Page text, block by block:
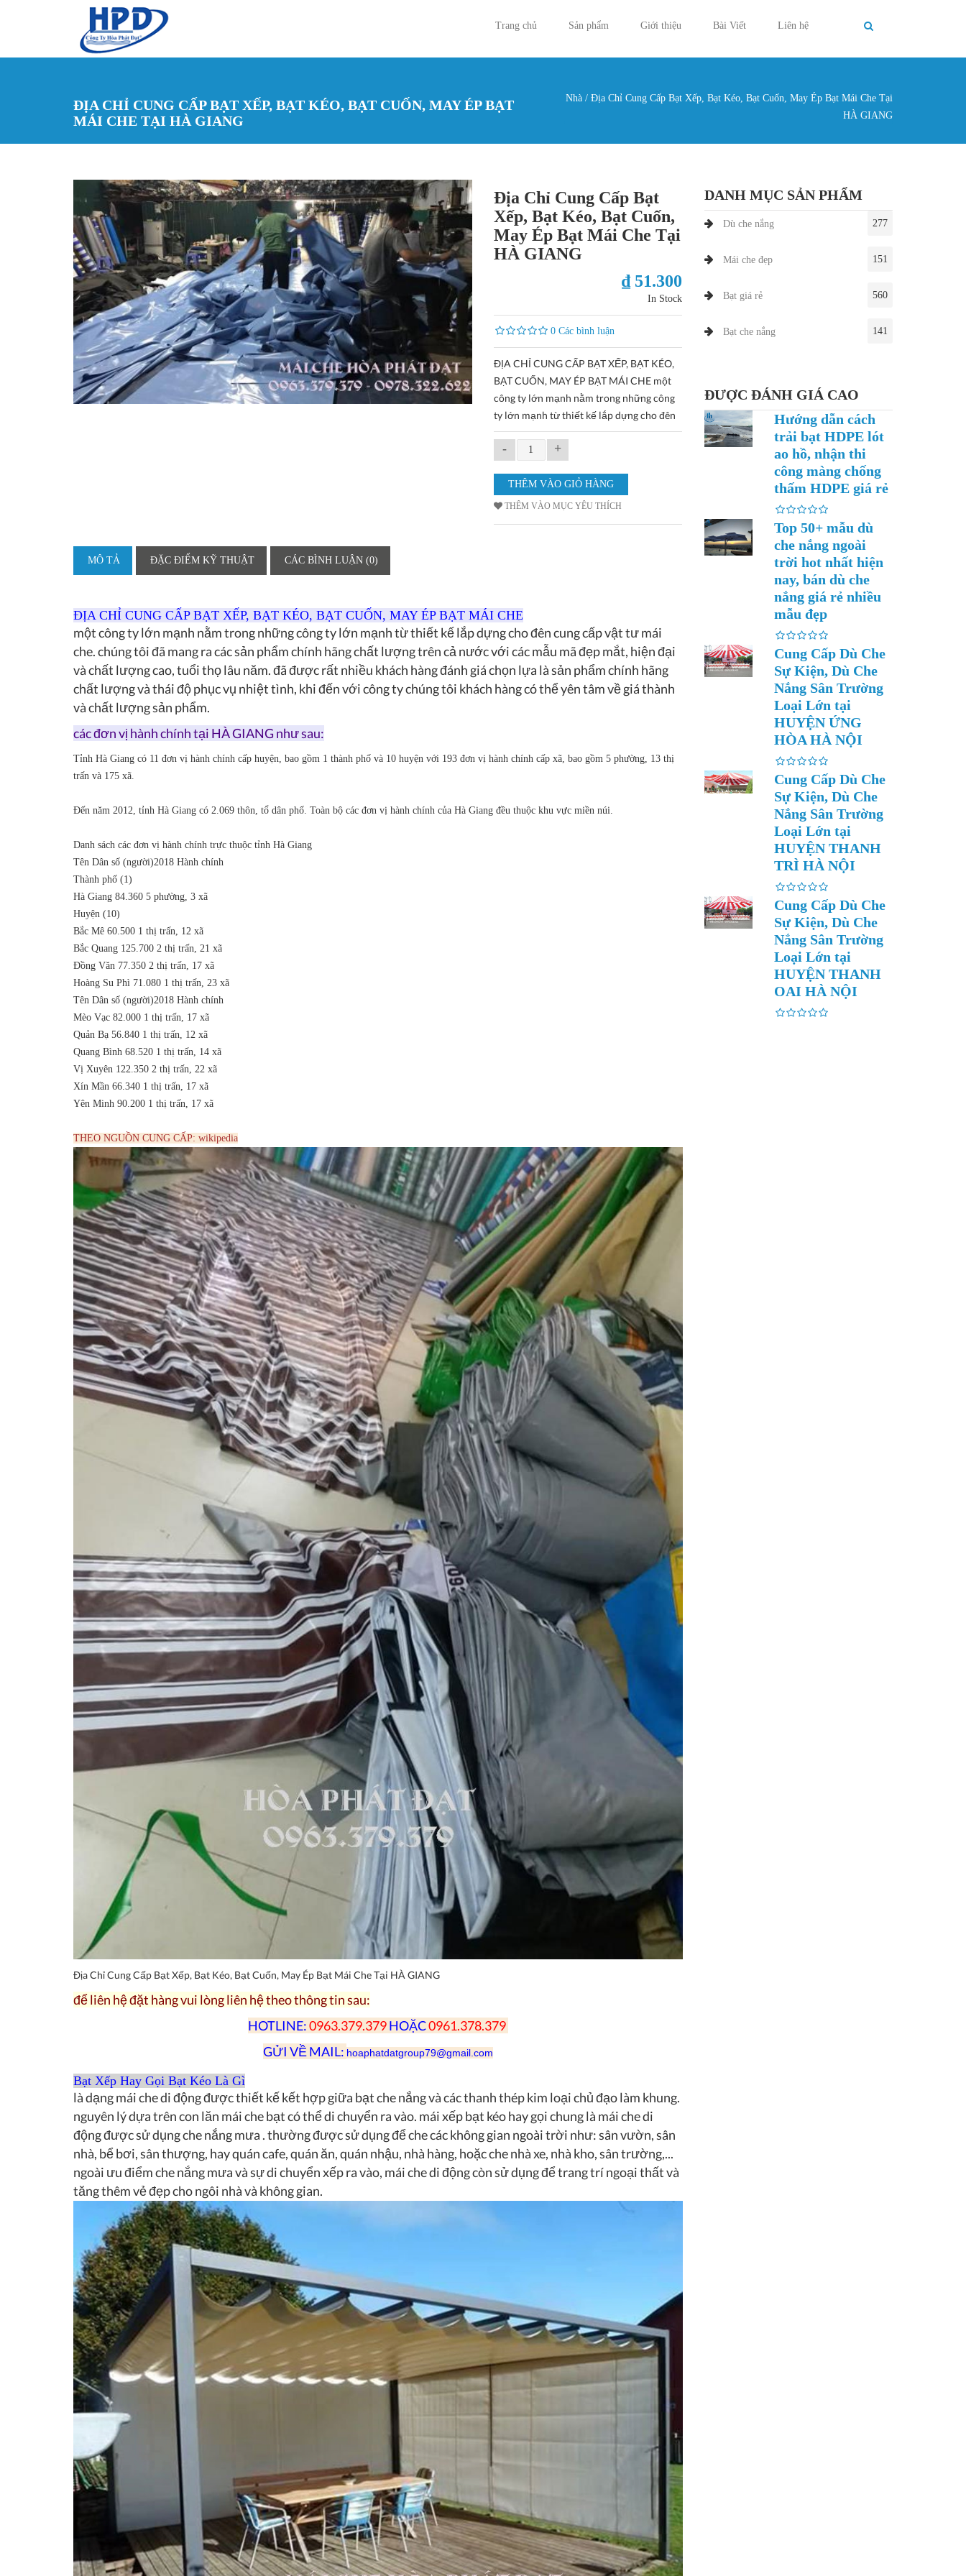
Trang chủ
Sản phẩm Giới thiệu Bài Viết Liên hệ
ĐỊA CHỈ CUNG CẤP BẠT XẾP, BẠT KÉO, BẠT CUỐN, MAY ÉP BẠT
MÁI CHE TẠI HÀ GIANG
Nhà / Địa Chỉ Cung Cấp Bạt Xếp, Bạt Kéo, Bạt Cuốn, May Ép Bạt Mái Che Tại
HÀ GIANG
Địa Chỉ Cung Cấp Bạt
Xếp, Bạt Kéo, Bạt Cuốn,
May Ép Bạt Mái Che Tại
HÀ GIANG
₫ 51.300
In Stock
0 Các bình luận
ĐỊA CHỈ CUNG CẤP BẠT XẾP, BẠT KÉO,
BẠT CUỐN, MAY ÉP BẠT MÁI CHE một
công ty lớn mạnh nằm trong những công
ty lớn mạnh từ thiết kế lắp dựng cho đên
- +
THÊM VÀO MỤC YÊU THÍCH
MÔ TẢ ĐẶC ĐIỂM KỸ THUẬT CÁC BÌNH LUẬN (0)
ĐỊA CHỈ CUNG CẤP BẠT XẾP, BẠT KÉO, BẠT CUỐN, MAY ÉP BẠT MÁI CHE
một công ty lớn mạnh nằm trong những công ty lớn mạnh từ thiết kế lắp dựng cho đên cung cấp vật tư mái
che. chúng tôi đã mang ra các sản phẩm chính hãng chất lượng trên cả nước với các mẫu mã đẹp mắt, hiện đại
và chất lượng cao, tuổi thọ lâu năm. đã được rất nhiều khách hàng đánh giá chọn lựa là sản phẩm chính hãng
chất lượng và thái độ phục vụ nhiệt tình, khi đến với công ty chúng tôi khách hàng có thể yên tâm về giá thành
và chất lượng sản phẩm.
các đơn vị hành chính tại HÀ GIANG như sau:
Tỉnh Hà Giang có 11 đơn vị hành chính cấp huyện, bao gồm 1 thành phố và 10 huyện với 193 đơn vị hành chính cấp xã, bao gồm 5 phường, 13 thị
trấn và 175 xã.
Đến năm 2012, tỉnh Hà Giang có 2.069 thôn, tổ dân phố. Toàn bộ các đơn vị hành chính của Hà Giang đều thuộc khu vực miền núi.
Danh sách các đơn vị hành chính trực thuộc tỉnh Hà Giang
Tên Dân số (người)2018 Hành chính
Thành phố (1)
Hà Giang 84.360 5 phường, 3 xã
Huyện (10)
Bắc Mê 60.500 1 thị trấn, 12 xã
Bắc Quang 125.700 2 thị trấn, 21 xã
Đồng Văn 77.350 2 thị trấn, 17 xã
Hoàng Su Phì 71.080 1 thị trấn, 23 xã
Tên Dân số (người)2018 Hành chính
Mèo Vạc 82.000 1 thị trấn, 17 xã
Quản Bạ 56.840 1 thị trấn, 12 xã
Quang Bình 68.520 1 thị trấn, 14 xã
Vị Xuyên 122.350 2 thị trấn, 22 xã
Xín Mần 66.340 1 thị trấn, 17 xã
Yên Minh 90.200 1 thị trấn, 17 xã
THEO NGUỒN CUNG CẤP: wikipedia
Địa Chỉ Cung Cấp Bạt Xếp, Bạt Kéo, Bạt Cuốn, May Ép Bạt Mái Che Tại HÀ GIANG
để liên hệ đặt hàng vui lòng liên hệ theo thông tin sau:
HOTLINE:0963.379.379HOẶC0961.378.379
GỬI VỀ MAIL: hoaphatdatgroup79@gmail.com
Bạt Xếp Hay Gọi Bạt Kéo Là Gì
là dạng mái che di động được thiết kế kết hợp giữa bạt che nắng và các thanh thép kim loại chủ đạo làm khung.
nguyên lý dựa trên con lăn mái che bạt có thể di chuyển ra vào. mái xếp bạt kéo hay gọi chung là mái che di
động được sử dụng che nắng mưa . thường được sử dụng để che các không gian ngoài trời như: sân vườn, sân
nhà, bể bơi, sân thượng, hay quán cafe, quán ăn, quán nhậu, nhà hàng, hoặc che nhà xe, nhà kho, sân trường,...
ngoài ưu điểm che nắng mưa và sự di chuyển xếp ra vào, mái che di động còn sử dụng để trang trí ngoại thất và
tăng thêm vẻ đẹp cho ngôi nhà và không gian.
DANH MỤC SẢN PHẨM
Dù che nắng 277
Mái che đẹp 151
Bạt giá rẻ 560
Bạt che nắng 141
ĐƯỢC ĐÁNH GIÁ CAO
Hướng dẫn cách
trải bạt HDPE lót
ao hồ, nhận thi
công màng chống
thấm HDPE giá rẻ
Top 50+ mẫu dù
che nắng ngoài
trời hot nhất hiện
nay, bán dù che
nắng giá rẻ nhiều
mẫu đẹp
Cung Cấp Dù Che
Sự Kiện, Dù Che
Nắng Sân Trường
Loại Lớn tại
HUYỆN ỨNG
HÒA HÀ NỘI
Cung Cấp Dù Che
Sự Kiện, Dù Che
Nắng Sân Trường
Loại Lớn tại
HUYỆN THANH
TRÌ HÀ NỘI
Cung Cấp Dù Che
Sự Kiện, Dù Che
Nắng Sân Trường
Loại Lớn tại
HUYỆN THANH
OAI HÀ NỘI